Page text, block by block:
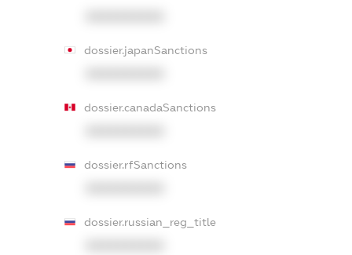
dossier.japanSanctions
dossier.canadaSanctions
dossier.rfSanctions
dossier.russian_reg_title